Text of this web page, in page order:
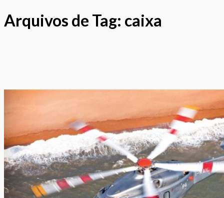
Arquivos de Tag: caixa